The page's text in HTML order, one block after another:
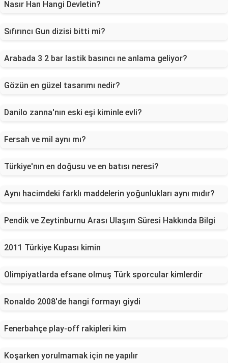
Nasır Han Hangi Devletin?
Sıfırıncı Gun dizisi bitti mi?
Arabada 3 2 bar lastik basıncı ne anlama geliyor?
Gözün en güzel tasarımı nedir?
Danilo zanna'nın eski eşi kiminle evli?
Fersah ve mil aynı mı?
Türkiye'nın en doğusu ve en batısı neresi?
Aynı hacimdeki farklı maddelerin yoğunlukları aynı mıdır?
Pendik ve Zeytinburnu Arası Ulaşım Süresi Hakkında Bilgi
2011 Türkiye Kupası kimin
Olimpiyatlarda efsane olmuş Türk sporcular kimlerdir
Ronaldo 2008'de hangi formayı giydi
Fenerbahçe play-off rakipleri kim
Koşarken yorulmamak için ne yapılır